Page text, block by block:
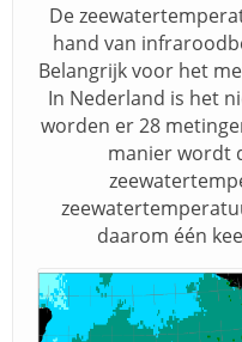
De
hand van
Belangrijk voor het
In Nederland is het
worden er 28
manier wordt
daarom één